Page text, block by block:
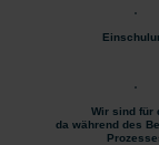
Wir sind für
da während des